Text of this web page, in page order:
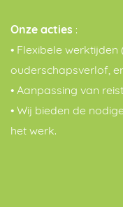
Onze acties :
• Flexibele
ouderschapsverlof,
• Aanpassing van
• Wij bieden de
het werk.